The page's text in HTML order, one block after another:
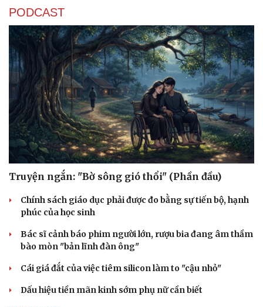
PODCAST
Truyện ngắn: "Bờ sông gió thổi" (Phần đầu)
Chính sách giáo dục phải được đo bằng sự tiến bộ, hạnh
phúc của học sinh
Bác sĩ cảnh báo phim người lớn, rượu bia đang âm thầm
bào mòn "bản lĩnh đàn ông"
Cái giá đắt của việc tiêm silicon làm to "cậu nhỏ"
Dấu hiệu tiền mãn kinh sớm phụ nữ cần biết